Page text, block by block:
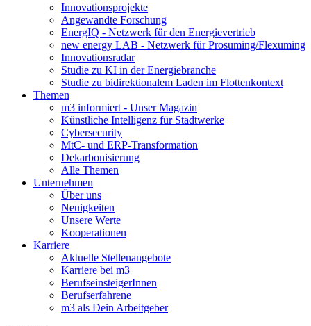
Innovationsprojekte
Angewandte Forschung
EnergIQ - Netzwerk für den Energievertrieb
new energy LAB - Netzwerk für Prosuming/Flexuming
Innovationsradar
Studie zu KI in der Energiebranche
Studie zu bidirektionalem Laden im Flottenkontext
Themen
m3 informiert - Unser Magazin
Künstliche Intelligenz für Stadtwerke
Cybersecurity
MtC- und ERP-Transformation
Dekarbonisierung
Alle Themen
Unternehmen
Über uns
Neuigkeiten
Unsere Werte
Kooperationen
Karriere
Aktuelle Stellenangebote
Karriere bei m3
BerufseinsteigerInnen
Berufserfahrene
m3 als Dein Arbeitgeber